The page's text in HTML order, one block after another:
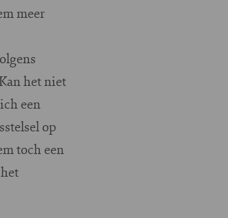
meer
het niet
een
op
toch een